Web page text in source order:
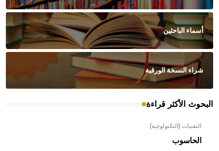
أسماء الباحثين
شراء النسخة الورقية
البحوث الأكثر قراءة
التقنيات (التكنولوجية)
الحاسوب